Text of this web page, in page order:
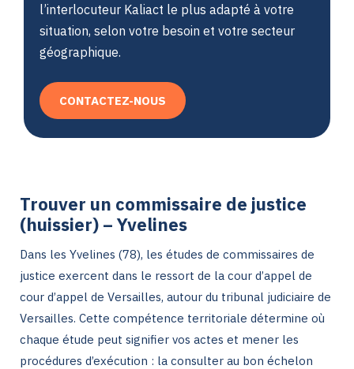
l’interlocuteur Kaliact le plus adapté à votre
situation, selon votre besoin et votre secteur
géographique.
CONTACTEZ-NOUS
Trouver un commissaire de justice
(huissier) – Yvelines
Dans les Yvelines (78), les études de commissaires de
justice exercent dans le ressort de la cour d’appel de
cour d’appel de Versailles, autour du tribunal judiciaire de
Versailles. Cette compétence territoriale détermine où
chaque étude peut signifier vos actes et mener les
procédures d’exécution : la consulter au bon échelon